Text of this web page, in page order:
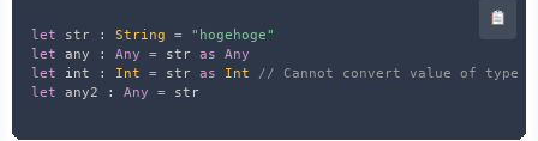
let str : String =
"hogehoge"
let any : Any = str as
Any
let int : Int = str as Int
// Cannot convert value of
let any2 : Any =